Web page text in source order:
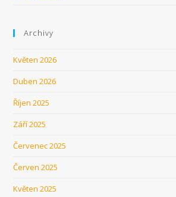
Archivy
Květen 2026
Duben 2026
Říjen 2025
Září 2025
Červenec 2025
Červen 2025
Květen 2025